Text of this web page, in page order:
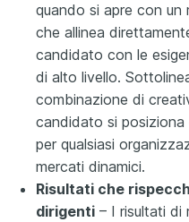
quando si apre con un
che allinea
candidato con le
di alto livello.
combinazione di
candidato si posiziona
per qualsiasi
mercati dinamici.
Risultati che
dirigenti – I risultati di